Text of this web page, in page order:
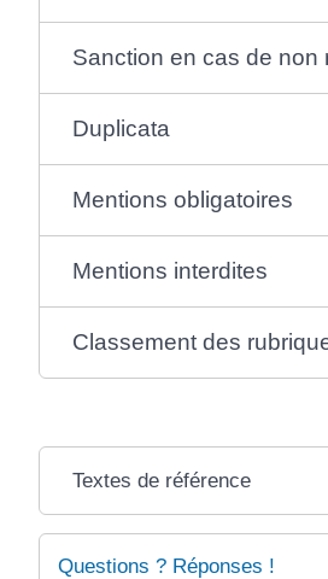
Sanction en cas de non
Duplicata
Mentions obligatoires
Mentions interdites
Classement des
Textes de référence
Questions ? Réponses !